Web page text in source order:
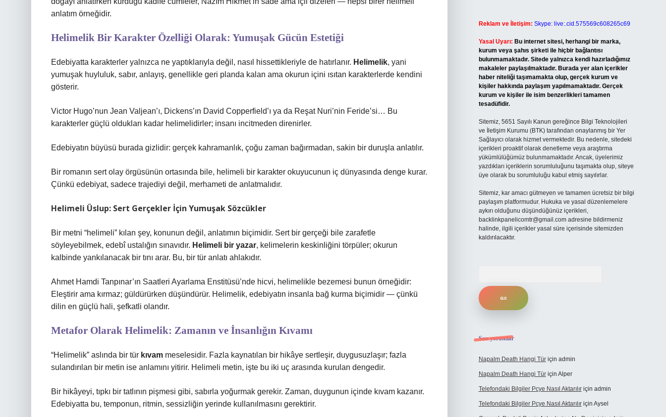
anlatım örneğidir.
Helimelik Bir Karakter Özelliği Olarak: Yumuşak Gücün Estetiği
Edebiyatta karakterler yalnızca ne yaptıklarıyla değil, nasıl hissettikleriyle de hatırlanır. Helimelik, yani
yumuşak huyluluk, sabır, anlayış, genellikle geri planda kalan ama okurun içini ısıtan karakterlerde kendini
gösterir.
Victor Hugo’nun Jean Valjean’ı, Dickens’ın David Copperfield’ı ya da Reşat Nuri’nin Feride’si… Bu
karakterler güçlü oldukları kadar helimelidirler; insanı incitmeden direnirler.
Edebiyatın büyüsü burada gizlidir: gerçek kahramanlık, çoğu zaman bağırmadan, sakin bir duruşla anlatılır.
Bir romanın sert olay örgüsünün ortasında bile, helimeli bir karakter okuyucunun iç dünyasında denge kurar.
Çünkü edebiyat, sadece trajediyi değil, merhameti de anlatmalıdır.
Helimeli Üslup: Sert Gerçekler İçin Yumuşak Sözcükler
Bir metni “helimeli” kılan şey, konunun değil, anlatımın biçimidir. Sert bir gerçeği bile zarafetle
söyleyebilmek, edebî ustalığın sınavıdır. Helimeli bir yazar, kelimelerin keskinliğini törpüler; okurun
kalbinde yankılanacak bir tını arar. Bu, bir tür anlatı ahlakıdır.
Ahmet Hamdi Tanpınar’ın Saatleri Ayarlama Enstitüsü’nde hicvi, helimelikle bezemesi bunun örneğidir:
Eleştirir ama kırmaz; güldürürken düşündürür. Helimelik, edebiyatın insanla bağ kurma biçimidir — çünkü
dilin en güçlü hali, şefkatli olandır.
Metafor Olarak Helimelik: Zamanın ve İnsanlığın Kıvamı
“Helimelik” aslında bir tür kıvam meselesidir. Fazla kaynatılan bir hikâye sertleşir, duygusuzlaşır; fazla
sulandırılan bir metin ise anlamını yitirir. Helimeli metin, işte bu iki uç arasında kurulan dengedir.
Bir hikâyeyi, tıpkı bir tatlının pişmesi gibi, sabırla yoğurmak gerekir. Zaman, duygunun içinde kıvam kazanır.
Edebiyatta bu, temponun, ritmin, sessizliğin yerinde kullanılmasını gerektirir.
Reklam ve İletişim: Skype: live:.cid.575569c608265c69
Yasal Uyarı: Bu internet sitesi, herhangi bir marka,
kurum veya şahıs şirketi ile hiçbir bağlantısı
bulunmamaktadır. Sitede yalnızca kendi hazırladığımız
makaleler paylaşılmaktadır. Burada yer alan içerikler
haber niteliği taşımamakta olup, gerçek kurum ve
kişiler hakkında paylaşım yapılmamaktadır. Gerçek
kurum ve kişiler ile isim benzerlikleri tamamen
tesadüfidir.
Sitemiz, 5651 Sayılı Kanun gereğince Bilgi Teknolojileri
ve İletişim Kurumu (BTK) tarafından onaylanmış bir Yer
Sağlayıcı olarak hizmet vermektedir. Bu nedenle, sitedeki
içerikleri proaktif olarak denetleme veya araştırma
yükümlülüğümüz bulunmamaktadır. Ancak, üyelerimiz
yazdıkları içeriklerin sorumluluğunu taşımakta olup, siteye
üye olarak bu sorumluluğu kabul etmiş sayılırlar.
Sitemiz, kar amacı gütmeyen ve tamamen ücretsiz bir bilgi
paylaşım platformudur. Hukuka ve yasal düzenlemelere
aykırı olduğunu düşündüğünüz içerikleri,
backlinkpanelicomtr@gmail.comadresine bildirmeniz
halinde, ilgili içerikler yasal süre içerisinde sitemizden
kaldırılacaktır.
Son yorumlar
Napalm Death Hangi Türiçin admin
Napalm Death Hangi Türiçin Alper
Telefondaki Bilgiler Pcye Nasıl Aktarılıriçin admin
Telefondaki Bilgiler Pcye Nasıl Aktarılıriçin Aysel